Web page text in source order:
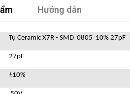
Hướng dẫn
Tụ Ceramic X7R - SMD 0805 10% 27pF
27pF
±10%